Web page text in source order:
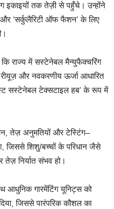
इकाइयों तक तेज़ी से पहुँचे। उन्होंने
और ‘सर्कुलैरिटी ऑफ फैशन’ के लिए
राज्य में सस्टेनेबल मैन्युफैक्चरिंग
रीयूज़ और नवकरणीय ऊर्जा आधारित
सस्टेनेबल टेक्सटाइल हब’ के रूप में
तेज़ अनुमतियों और टेस्टिंग–
जिससे शिशु/बच्चों के परिधान जैसे
निर्यात संभव हो।
आधुनिक गारमेंटिंग यूनिट्स को
जिससे पारंपरिक कौशल का